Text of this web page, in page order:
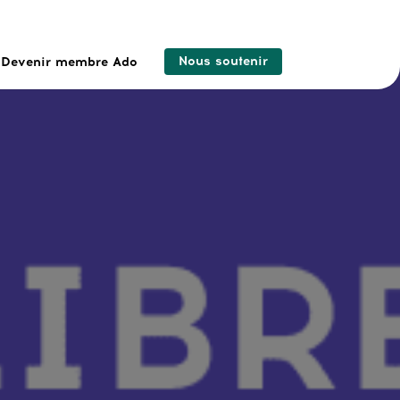
Devenir membre Ado Nous soutenir